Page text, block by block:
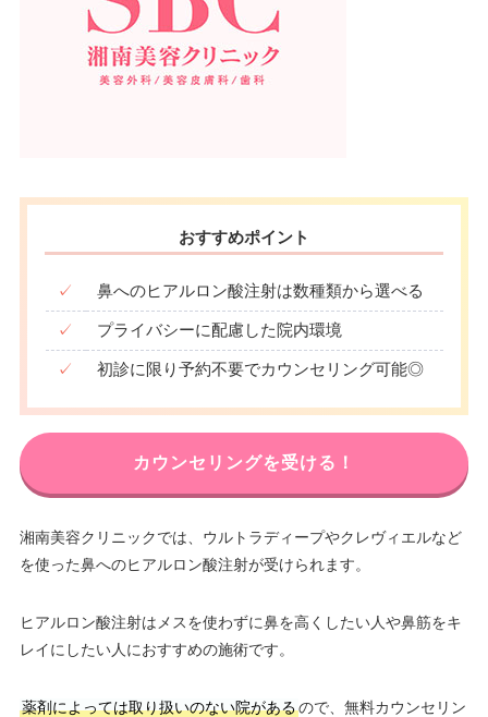
おすすめポイント
✓ 鼻へのヒアルロン酸注射は数種類から選べる
✓ プライバシーに配慮した院内環境
✓ 初診に限り予約不要でカウンセリング可能◎
カウンセリングを受ける！
湘南美容クリニックでは、ウルトラディープやクレヴィエルなど
を使った鼻へのヒアルロン酸注射が受けられます。
ヒアルロン酸注射はメスを使わずに鼻を高くしたい人や鼻筋をキ
レイにしたい人におすすめの施術です。
薬剤によっては取り扱いのない院があるので、無料カウンセリン